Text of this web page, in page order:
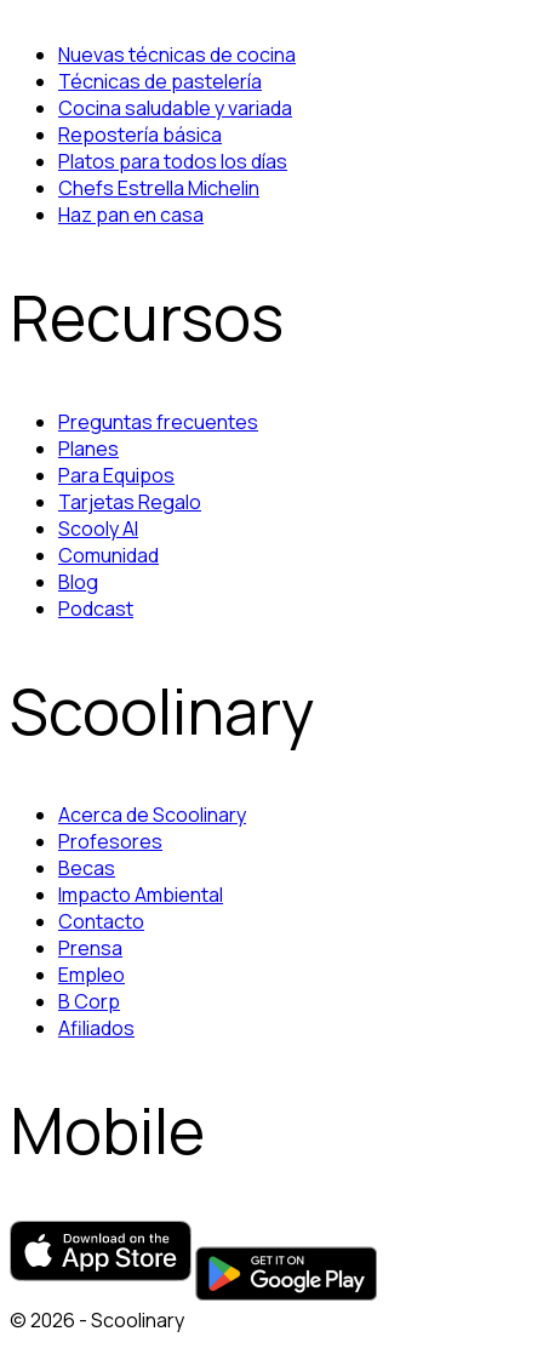
Nuevas técnicas de cocina
Técnicas de pastelería
Cocina saludable y variada
Repostería básica
Platos para todos los días
Chefs Estrella Michelin
Haz pan en casa
Recursos
Preguntas frecuentes
Planes
Para Equipos
Tarjetas Regalo
Scooly AI
Comunidad
Blog
Podcast
Scoolinary
Acerca de Scoolinary
Profesores
Becas
Impacto Ambiental
Contacto
Prensa
Empleo
B Corp
Afiliados
Mobile
© 2026 - Scoolinary